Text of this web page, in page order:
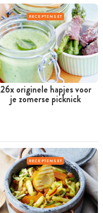
RECEPTENSET
26x originele hapjes voor
je zomerse picknick
RECEPTENSET